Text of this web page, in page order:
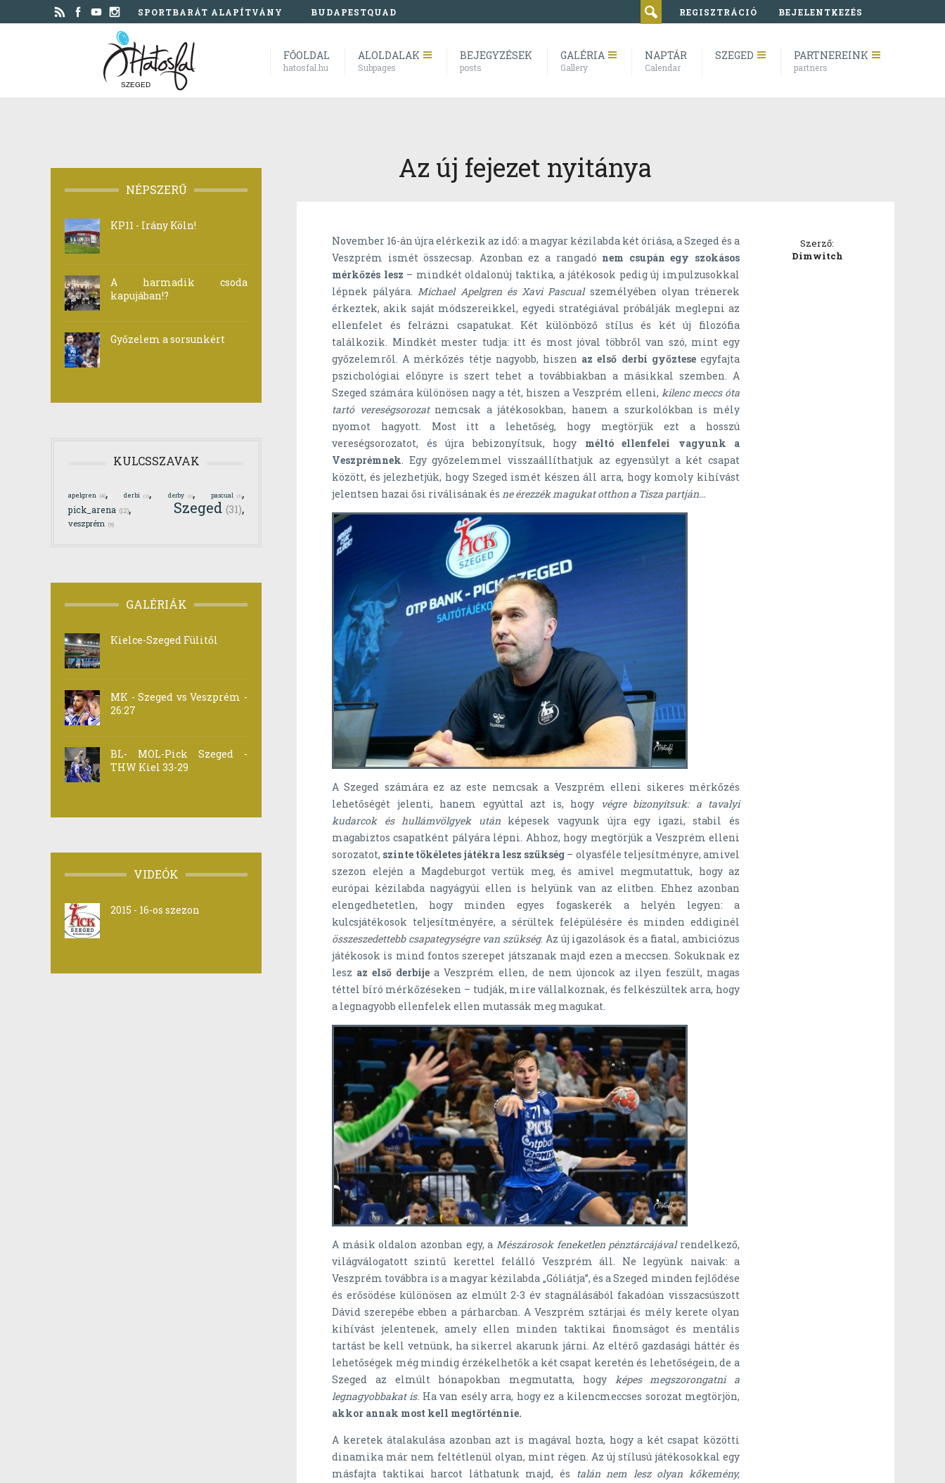
SPORTBARÁT ALAPÍTVÁNY BUDAPESTQUAD REGISZTRÁCIÓ BEJELENTKEZÉS
SZEGED
FŐOLDAL
hatosfal.hu
ALOLDALAK
Subpages
BEJEGYZÉSEK
posts
GALÉRIA
Gallery
NAPTÁR
Calendar
SZEGED PARTNEREINK
partners
Az új fejezet nyitánya
November 16-án újra elérkezik az idő: a magyar kézilabda két óriása, a Szeged és a
Veszprém ismét összecsap. Azonban ez a rangadó nem csupán egy szokásos
mérkőzés lesz – mindkét oldalonúj taktika, a játékosok pedig új impulzusokkal
lépnek pályára.Michael Apelgren és Xavi Pascualszemélyében olyan trénerek
érkeztek, akik saját módszereikkel, egyedi stratégiával próbálják meglepni az
ellenfelet és felrázni csapatukat. Két különböző stílus és két új filozófia
találkozik. Mindkét mester tudja: itt és most jóval többről van szó, mint egy
győzelemről. A mérkőzés tétje nagyobb, hiszen az első derbi győzteseegyfajta
pszichológiai előnyre is szert tehet a továbbiakban a másikkal szemben. A
Szeged számára különösen nagy a tét, hiszen a Veszprém elleni, kilenc meccs óta
tartó vereségsorozatnemcsak a játékosokban, hanem a szurkolókban is mély
nyomot hagyott. Most itt a lehetőség, hogy megtörjük ezt a hosszú
vereségsorozatot, és újra bebizonyítsuk, hogy méltó ellenfelei vagyunk a
Veszprémnek. Egy győzelemmel visszaállíthatjuk az egyensúlyt a két csapat
között, és jelezhetjük, hogy Szeged ismét készen áll arra, hogy komoly kihívást
jelentsen hazai ősi riválisának és ne érezzék magukat otthon a Tisza partján…
A Szeged számára ez az este nemcsak a Veszprém elleni sikeres mérkőzés
lehetőségét jelenti, hanem egyúttal azt is, hogy
végre bizonyítsuk: a tavalyi
kudarcok és hullámvölgyek utánképesek vagyunk újra egy igazi, stabil és
magabiztos csapatként pályára lépni. Ahhoz, hogy megtörjük a Veszprém elleni
sorozatot, szinte tökéletes játékra lesz szükség – olyasféle teljesítményre, amivel
szezon elején a Magdeburgot vertük meg, és amivel megmutattuk, hogy az
európai kézilabda nagyágyúi ellen is helyünk van az elitben. Ehhez azonban
elengedhetetlen, hogy minden egyes fogaskerék a helyén legyen: a
kulcsjátékosok teljesítményére, a sérültek felépülésére és minden eddiginél
összeszedettebb csapategységre van szükség. Az új igazolások és a fiatal, ambiciózus
játékosok is mind fontos szerepet játszanak majd ezen a meccsen. Sokuknak ez
lesz az első derbije a Veszprém ellen, de nem újoncok az ilyen feszült, magas
téttel bíró mérkőzéseken – tudják, mire vállalkoznak, és felkészültek arra, hogy
a legnagyobb ellenfelek ellen mutassák meg magukat.
A másik oldalon azonban egy, a Mészárosok feneketlen pénztárcájávalrendelkező,
világválogatott szintű kerettel felálló Veszprém áll. Ne legyünk naivak: a
Veszprém továbbra is a magyar kézilabda „Góliátja”, és a Szeged minden fejlődése
és erősödése különösen az elmúlt 2-3 év stagnálásából fakadóan visszacsúszott
Dávid szerepébe ebben a párharcban. A Veszprém sztárjai és mély kerete olyan
kihívást jelentenek, amely ellen minden taktikai finomságot és mentális
tartást be kell vetnünk, ha sikerrel akarunk járni. Az eltérő gazdasági háttér és
lehetőségek még mindig érzékelhetők a két csapat keretén és lehetőségein, de a
Szeged az elmúlt hónapokban megmutatta, hogy képes megszorongatni a
legnagyobbakat is. Ha van esély arra, hogy ez a kilencmeccses sorozat megtörjön,
akkor annak most kell megtörténnie.
A keretek átalakulása azonban azt is magával hozta, hogy a két csapat közötti
dinamika már nem feltétlenül olyan, mint régen. Az új stílusú játékosokkal egy
másfajta taktikai harcot láthatunk majd, és talán nem lesz olyan kőkemény,
Szerző:
Dimwitch
NÉPSZERŰ
KP11 - Irány Köln!
A harmadik csoda
kapujában!?
Győzelem a sorsunkért
KULCSSZAVAK
apelgren (4),derbi (2), derby (1),pascual (1),
pick_arena (12), Szeged (31),
veszprém (9)
GALÉRIÁK
Kielce-Szeged Fülitől
MK - Szeged vs Veszprém -
26:27
BL- MOL-Pick Szeged -
THW Kiel 33-29
VIDEÓK
2015 - 16-os szezon